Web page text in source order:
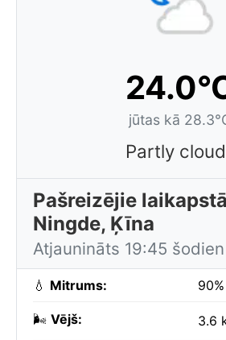
jūtas kā
Partly
Pašreizējie
Ningde, Ķīna
Atjaunināts 19:45 šodien
💧 Mitrums: 90%
🌬️ Vējš: 3.6